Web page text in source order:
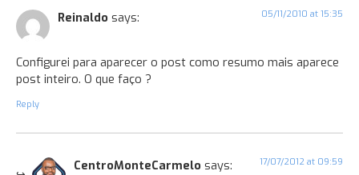
Reinaldo says: 05/11/2010 at 15:35
Configurei para aparecer o post como resumo mais aparece
post inteiro. O que faço ?
Reply
CentroMonteCarmelo says: 17/07/2012 at 09:59